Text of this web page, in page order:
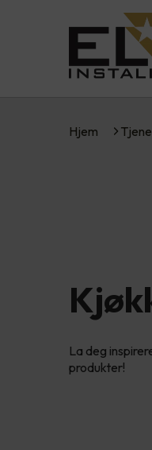
Hjem
La deg
produkter!